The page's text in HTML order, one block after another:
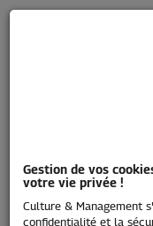
Gestion de vos
votre vie privée !
Culture & Management
confidentialité et la